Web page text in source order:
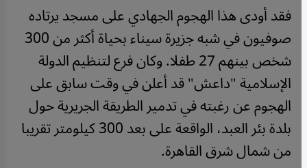
فقد أودى هذا الهجوم الجهادي على مسجد يرتاده
صوفيون في شبه جزيرة سيناء بحياة أكثر من 300
شخص بينهم 27 طفلا. وكان فرع لتنظيم الدولة
الإسلامية "داعش" قد أعلن في وقت سابق على
الهجوم عن رغبته في تدمير الطريقة الجريرية حول
بلدة بئر العبد، الواقعة على بعد 300 كيلومتر تقريبا
من شمال شرق القاهرة.